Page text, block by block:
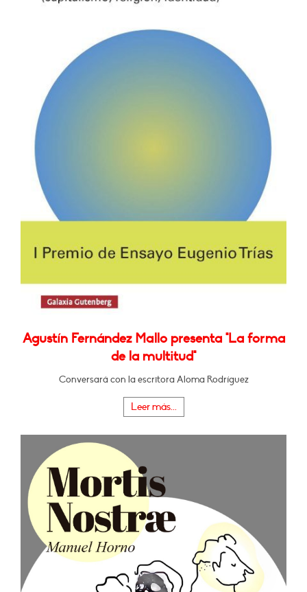
Agustín Fernández Mallo presenta "La forma
de la multitud"
Conversará con la escritora Aloma Rodríguez
Leer más...